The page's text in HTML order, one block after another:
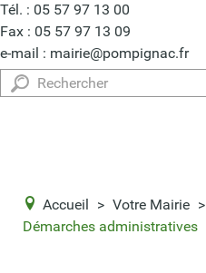
Tél. : 05 57 97 13 00
Fax : 05 57 97 13 09
e-mail : mairie@pompignac.fr
Rechercher
Accueil > Votre Mairie >
Démarches administratives